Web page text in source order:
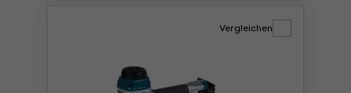
Vergleichen